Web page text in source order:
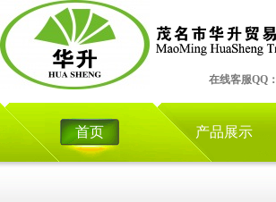
在线客服QQ：
首页 产品展示